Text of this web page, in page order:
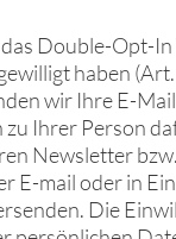
Double-Opt-
haben (Art.
wir Ihre E-
Ihrer Person
Newsletter
E-mail oder in
Die